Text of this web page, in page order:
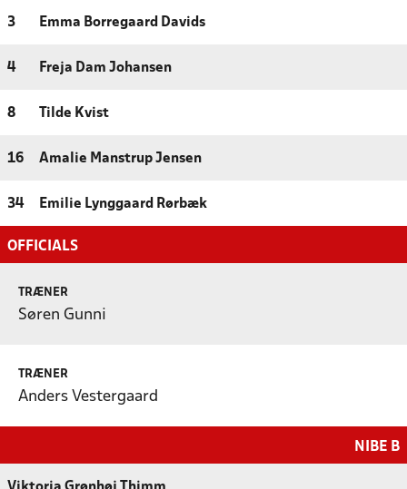
3 Emma Borregaard Davids
4 Freja Dam Johansen
8 Tilde Kvist
16 Amalie Manstrup Jensen
34 Emilie Lynggaard Rørbæk
OFFICIALS
TRÆNER
Søren Gunni
TRÆNER
Anders Vestergaard
NIBE B